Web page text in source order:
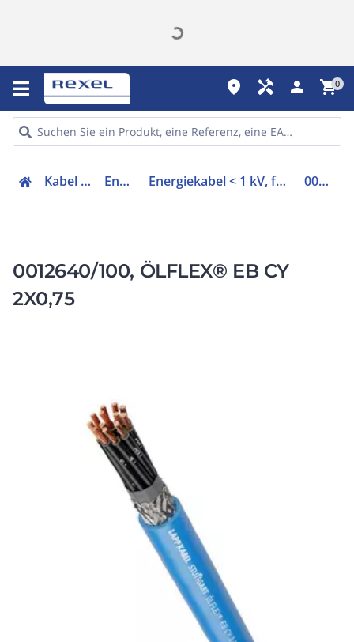
place handyman person shopping_cart0
Kabel & Leitungen Energiekabel Energiekabel < 1 kV, für ortsveränderlichen Einsatz 0012640/100
0012640/100, ÖLFLEX® EB CY
2X0,75